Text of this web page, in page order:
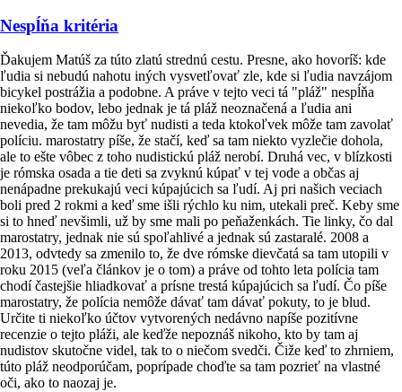
Nespĺňa kritéria
Ďakujem Matúš za túto zlatú strednú cestu. Presne, ako hovoríš: kde
ľudia si nebudú nahotu iných vysvetľovať zle, kde si ľudia navzájom
bicykel postrážia a podobne. A práve v tejto veci tá "pláž" nespĺňa
niekoľko bodov, lebo jednak je tá pláž neoznačená a ľudia ani
nevedia, že tam môžu byť nudisti a teda ktokoľvek môže tam zavolať
políciu. marostatry píše, že stačí, keď sa tam niekto vyzlečie dohola,
ale to ešte vôbec z toho nudistickú pláž nerobí. Druhá vec, v blízkosti
je rómska osada a tie deti sa zvyknú kúpať v tej vode a občas aj
nenápadne prekukajú veci kúpajúcich sa ľudí. Aj pri našich veciach
boli pred 2 rokmi a keď sme išli rýchlo ku nim, utekali preč. Keby sme
si to hneď nevšimli, už by sme mali po peňaženkách. Tie linky, čo dal
marostatry, jednak nie sú spoľahlivé a jednak sú zastaralé. 2008 a
2013, odvtedy sa zmenilo to, že dve rómske dievčatá sa tam utopili v
roku 2015 (veľa článkov je o tom) a práve od tohto leta polícia tam
chodí častejšie hliadkovať a prísne trestá kúpajúcich sa ľudí. Čo píše
marostatry, že polícia nemôže dávať tam dávať pokuty, to je blud.
Určite ti niekoľko účtov vytvorených nedávno napíše pozitívne
recenzie o tejto pláži, ale keďže nepoznáš nikoho, kto by tam aj
nudistov skutočne videl, tak to o niečom svedči. Čiže keď to zhrniem,
túto pláž neodporúčam, poprípade choďte sa tam pozrieť na vlastné
oči, ako to naozaj je.